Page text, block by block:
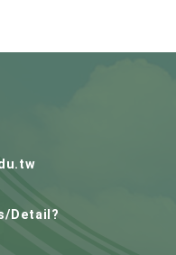
Detail?